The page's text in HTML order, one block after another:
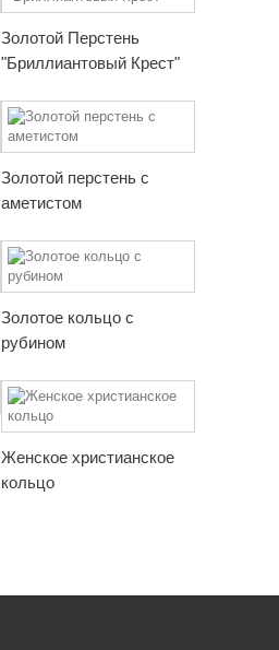
Золотой Перстень
"Бриллиантовый Крест"
Золотой перстень с
аметистом
Золотое кольцо с
рубином
Женское христианское
кольцо